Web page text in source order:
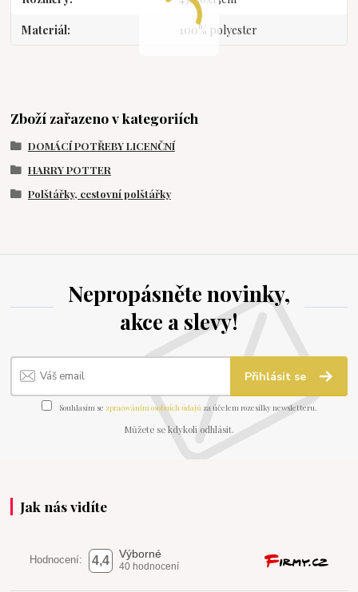
Materiál 100% polyester
Zboží zařazeno v kategoriích
DOMÁCÍ POTŘEBY LICENČNÍ
HARRY POTTER
Polštářky, cestovní polštářky
Nepropásněte novinky,
akce a slevy!
Přihlásit se
Souhlasím se zpracováním osobních údajů za účelem rozesílky newsletteru.
Můžete se kdykoli odhlásit.
Jak nás vidíte